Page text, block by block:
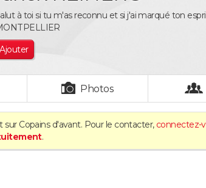
à toi si tu m'as reconnu et si j'ai marqué ton
Ajouter
Photos
sur Copains d'avant. Pour le contacter, connectez-
.